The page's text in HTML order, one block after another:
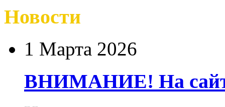
Новости
1 Марта 2026
ВНИМАНИЕ! На сайте